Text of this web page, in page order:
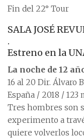
Fin del 22° Tour
SALA JOSÉ
.
Estreno en la
La noche de 12
16 al 20 Dir.
España / 2018 / 123
Tres hombres son
experimento a
quiere volverlos